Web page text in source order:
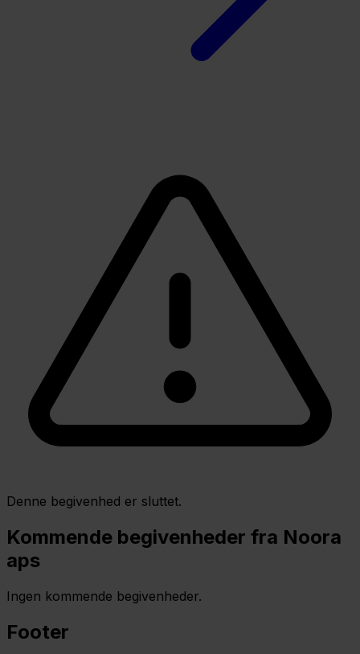
Denne begivenhed er sluttet.
Kommende begivenheder fra Noora
aps
Ingen kommende begivenheder.
Footer